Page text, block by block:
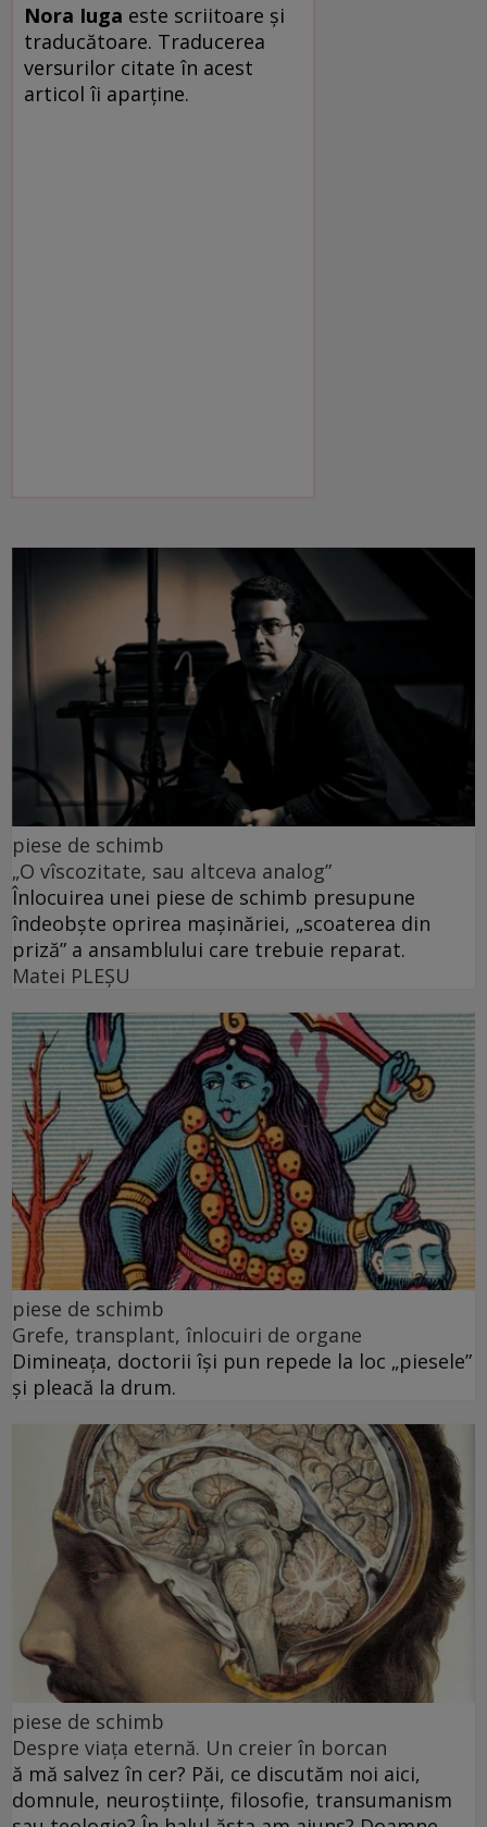
Nora Iuga este scriitoare și
traducătoare. Traducerea
versurilor citate în acest
articol îi aparține.
piese de schimb
„O vîscozitate, sau altceva analog”
Înlocuirea unei piese de schimb presupune
îndeobște oprirea mașinăriei, „scoaterea din
priză” a ansamblului care trebuie reparat.
Matei PLEŞU
piese de schimb
Grefe, transplant, înlocuiri de organe
Dimineața, doctorii își pun repede la loc „piesele”
și pleacă la drum.
piese de schimb
Despre viața eternă. Un creier în borcan
ă mă salvez în cer? Păi, ce discutăm noi aici,
domnule, neuroștiințe, filosofie, transumanism